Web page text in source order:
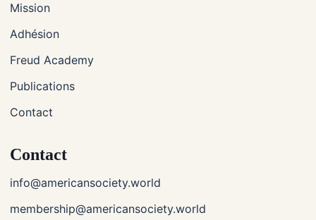
Mission
Adhésion
Freud Academy
Publications
Contact
Contact
info@americansociety.world
membership@americansociety.world